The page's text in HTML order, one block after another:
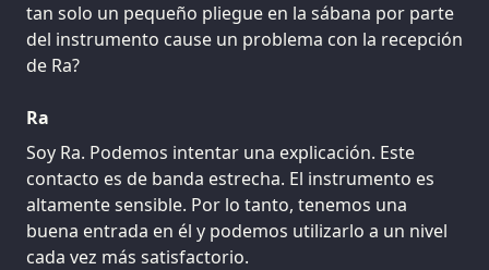
tan solo un pequeño pliegue en la sábana por parte
del instrumento cause un problema con la recepción
de Ra?
Ra
Soy Ra. Podemos intentar una explicación. Este
contacto es de banda estrecha. El instrumento es
altamente sensible. Por lo tanto, tenemos una
buena entrada en él y podemos utilizarlo a un nivel
cada vez más satisfactorio.